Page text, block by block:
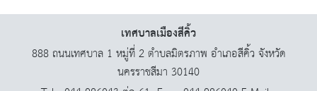
เทศบาลเมืองสีคิ้ว
888 ถนนเทศบาล 1 หมู่ที่ 2 ตำบลมิตรภาพ อำเภอสีคิ้ว จังหวัด
นครราชสีมา 30140